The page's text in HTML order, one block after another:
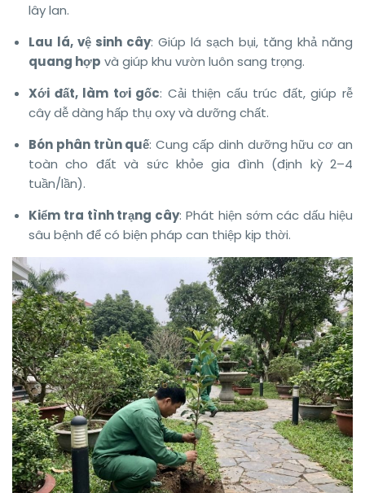
lây lan.
Lau lá, vệ sinh cây: Giúp lá sạch bụi, tăng khả năng
quang hợp và giúp khu vườn luôn sang trọng.
Xới đất, làm tơi gốc: Cải thiện cấu trúc đất, giúp rễ
cây dễ dàng hấp thụ oxy và dưỡng chất.
Bón phân trùn quế: Cung cấp dinh dưỡng hữu cơ an
toàn cho đất và sức khỏe gia đình (định kỳ 2–4
tuần/lần).
Kiểm tra tình trạng cây: Phát hiện sớm các dấu hiệu
sâu bệnh để có biện pháp can thiệp kịp thời.